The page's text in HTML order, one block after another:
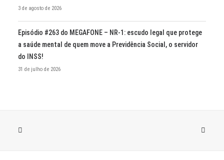
3 de agosto de 2026
Episódio #263 do MEGAFONE – NR-1: escudo legal que protege
a saúde mental de quem move a Previdência Social, o servidor
do INSS!
31 de julho de 2026